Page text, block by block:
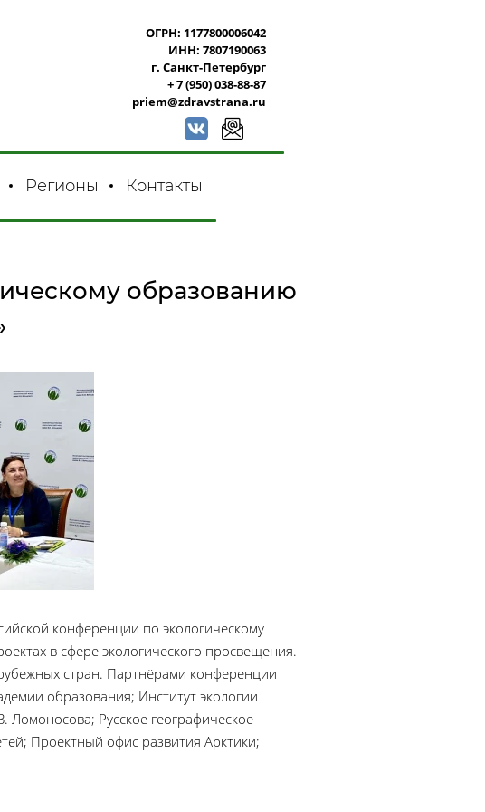
ОГРН: 1177800006042
ИНН: 7807190063
г. Санкт-Петербург
+ 7 (950) 038-88-87
priem@zdravstrana.ru
Регионы Контакты
образованию
конференции по экологическому
в сфере экологического просвещения.
стран. Партнёрами конференции
образования; Институт экологии
Русское географическое
Проектный офис развития Арктики;